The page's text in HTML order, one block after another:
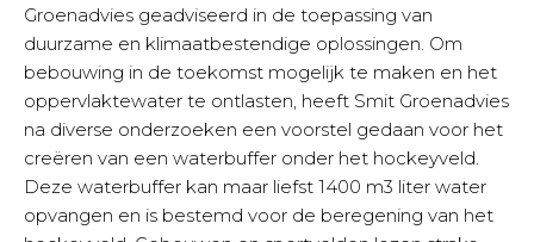
Groenadvies geadviseerd in de toepassing van
duurzame en klimaatbestendige oplossingen. Om
bebouwing in de toekomst mogelijk te maken en het
oppervlaktewater te ontlasten, heeft Smit Groenadvies
na diverse onderzoeken een voorstel gedaan voor het
creëren van een waterbuffer onder het hockeyveld.
Deze waterbuffer kan maar liefst 1400 m3 liter water
opvangen en is bestemd voor de beregening van het